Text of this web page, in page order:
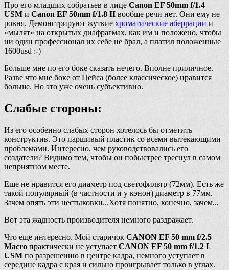
Про его младших собратьев в лице Canon EF 50mm f/1.4
USM и Canon EF 50mm f/1.8 II вообще речи нет. Они ему не
ровня. Демонстрируют жуткие хроматические аберрации и
«мылят» на открытых диафрагмах, как им и положено, чтобы
ни один профессионал их себе не брал, а платил положенные
1600usd :-)
Больше мне по его боке сказать нечего. Вполне приличное.
Разве что мне боке от Цейса (более классическое) нравится
больше. Но это уже очень субъективно.
Слабые стороны:
Из его особенно слабых сторон хотелось бы отметить
конструктив. Это паршивый пластик со всеми вытекающими
проблемами. Интересно, чем руководствовались его
создатели? Видимо тем, чтобы он побыстрее треснул в самом
неприятном месте.
Еще не нравится его диаметр под светофильтр (72мм). Есть же
такой популярный (в частности и у кэнон) диаметр в 77мм.
Зачем опять эти нестыковки...Хотя понятно, конечно, зачем...
Вот эта жадность производителя немного раздражает.
Что еще интересно. Мой старичок CANON EF 50 mm f/2.5
Macro практически не уступает CANON EF 50 mm f/1.2 L
USM по разрешению в центре кадра, немного уступает в
середине кадра с края и сильно проигрывает только в углах.